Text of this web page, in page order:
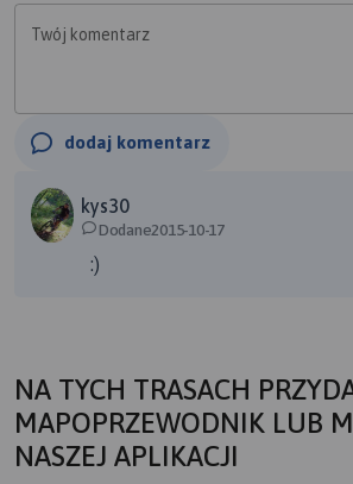
Twój komentarz
dodaj komentarz
kys30
Dodane2015-10-17
:)
NA TYCH TRASACH
MAPOPRZEWODNIK LUB
NASZEJ APLIKACJI